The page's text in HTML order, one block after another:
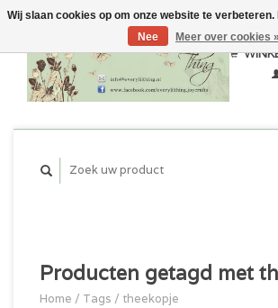
Producten getagd met
Home / Tags / theekopje
Wij slaan cookies op om onze website te
Nee
Meer over cookies »